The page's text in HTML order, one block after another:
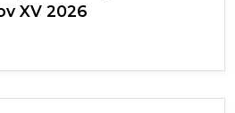
XV 2026